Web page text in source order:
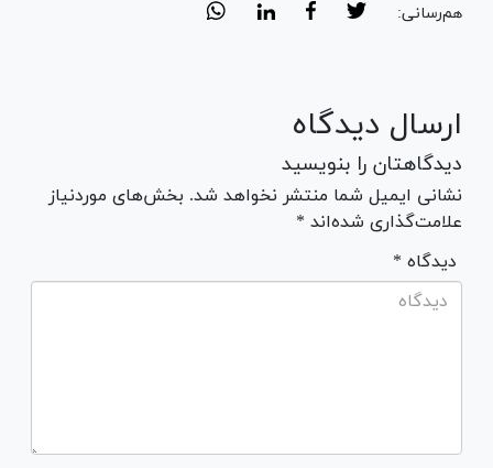
هم‌رسانی:
ارسال دیدگاه
دیدگاهتان را بنویسید
نشانی ایمیل شما منتشر نخواهد شد. بخش‌های موردنیاز
علامت‌گذاری شده‌اند *
* دیدگاه